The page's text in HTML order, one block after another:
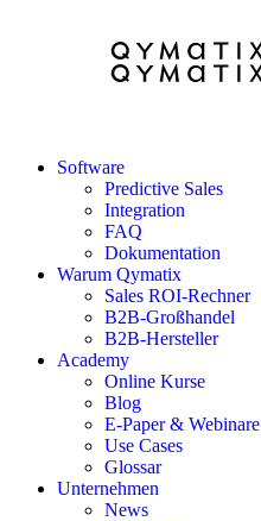
Software
Predictive Sales
Integration
FAQ
Dokumentation
Warum Qymatix
Sales ROI-Rechner
B2B-Großhandel
B2B-Hersteller
Academy
Online Kurse
Blog
E-Paper & Webinare
Use Cases
Glossar
Unternehmen
News